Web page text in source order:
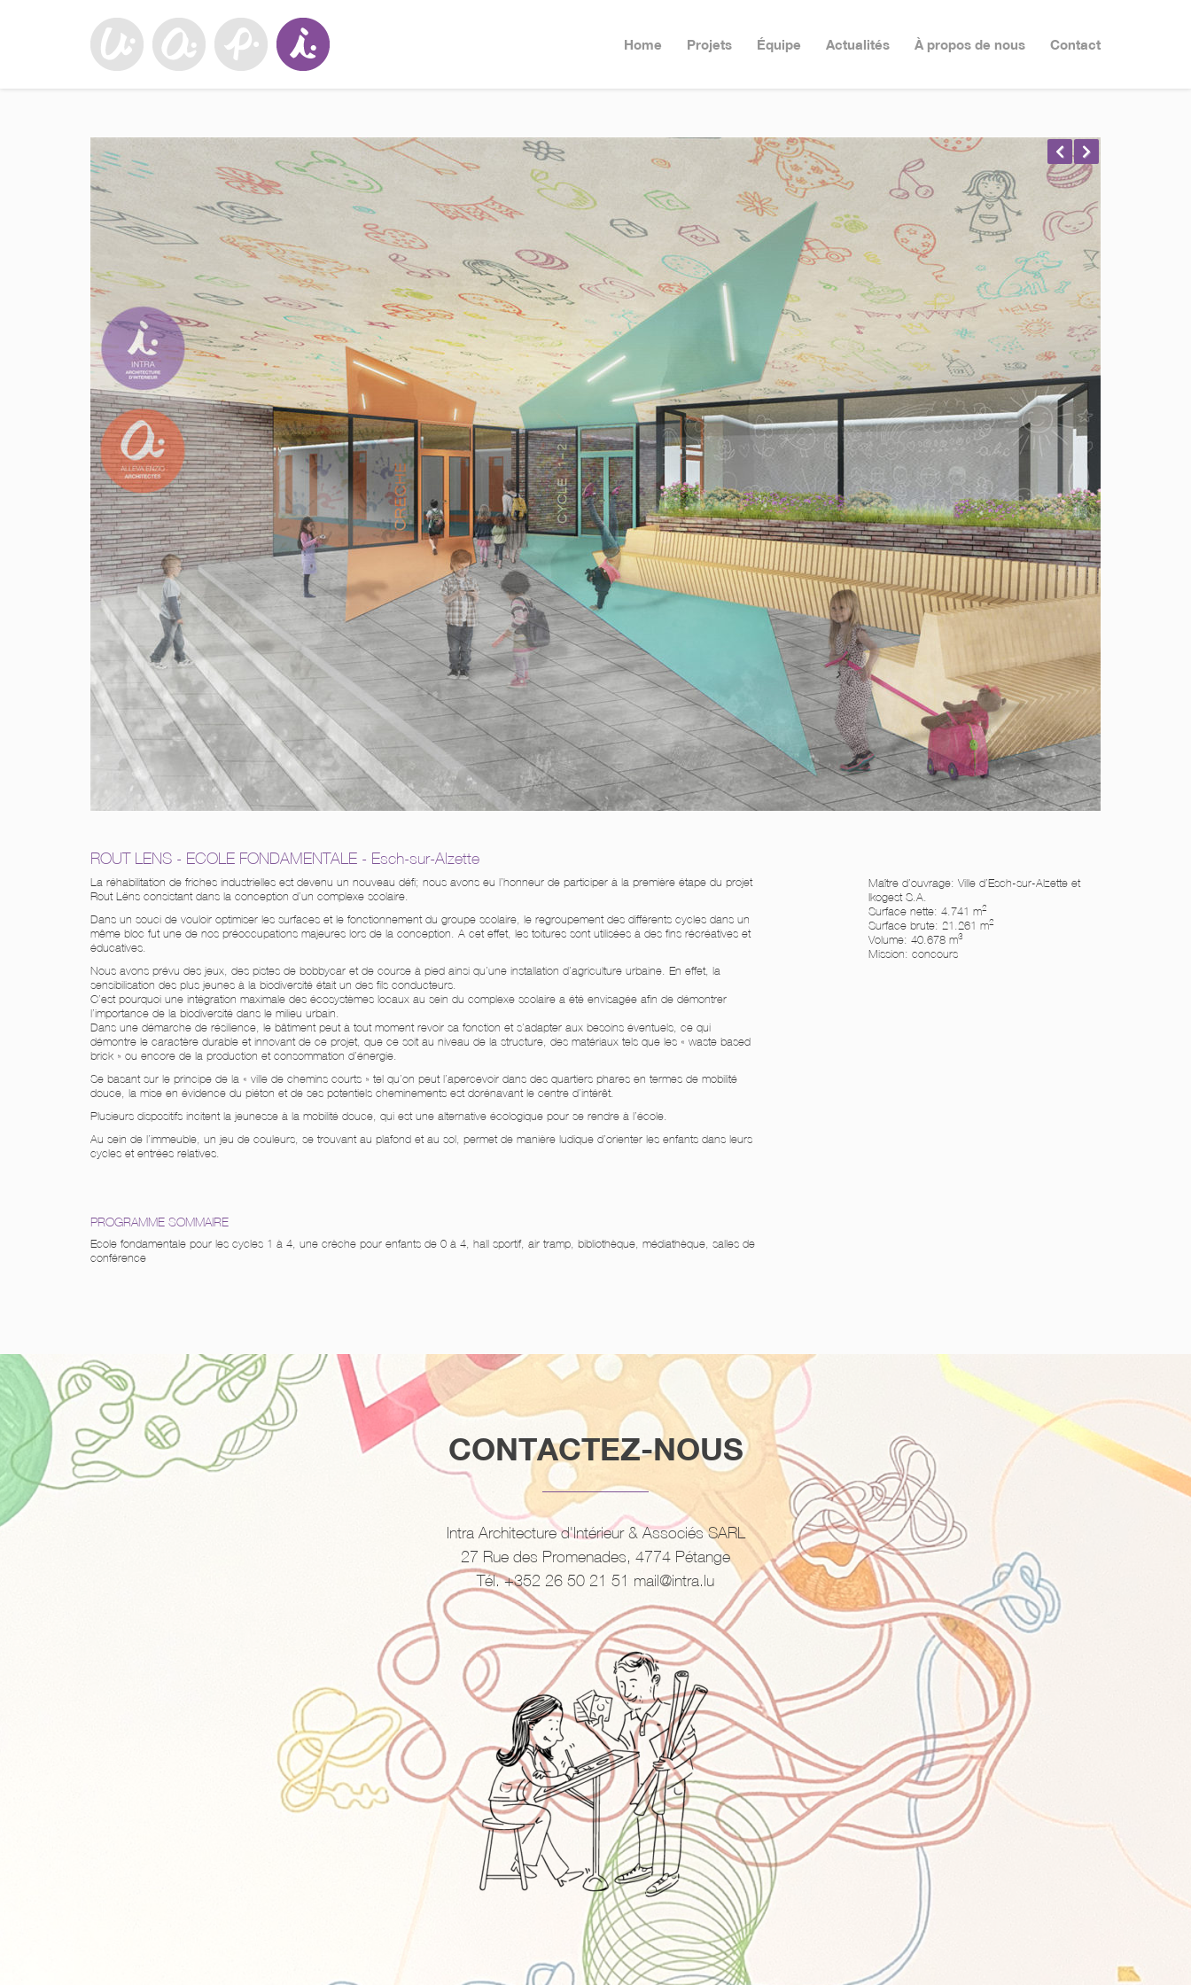
Home Projets Équipe Actualités À propos de nous Contact
Prev Nex
ROUT LENS - ECOLE FONDAMENTALE - Esch-sur-Alzette
La réhabilitation de friches industrielles est devenu un nouveau défi; nous avons eu l’honneur de participer à la première étape du projet
Rout Lëns consistant dans la conception d’un complexe scolaire.
Dans un souci de vouloir optimiser les surfaces et le fonctionnement du groupe scolaire, le regroupement des différents cycles dans un
même bloc fut une de nos préoccupations majeures lors de la conception. A cet effet, les toitures sont utilisées à des fins récréatives et
éducatives.
Nous avons prévu des jeux, des pistes de bobbycar et de course à pied ainsi qu’une installation d’agriculture urbaine. En effet, la
sensibilisation des plus jeunes à la biodiversité était un des fils conducteurs.
C’est pourquoi une intégration maximale des écosystèmes locaux au sein du complexe scolaire a été envisagée afin de démontrer
l’importance de la biodiversité dans le milieu urbain.
Dans une démarche de résilience, le bâtiment peut à tout moment revoir sa fonction et s’adapter aux besoins éventuels, ce qui
démontre le caractère durable et innovant de ce projet, que ce soit au niveau de la structure, des matériaux tels que les « waste based
brick » ou encore de la production et consommation d’énergie.
Se basant sur le principe de la « ville de chemins courts » tel qu’on peut l’apercevoir dans des quartiers phares en termes de mobilité
douce, la mise en évidence du piéton et de ses potentiels cheminements est dorénavant le centre d’intérêt.
Plusieurs dispositifs incitent la jeunesse à la mobilité douce, qui est une alternative écologique pour se rendre à l’école.
Au sein de l’immeuble, un jeu de couleurs, se trouvant au plafond et au sol, permet de manière ludique d’orienter les enfants dans leurs
cycles et entrées relatives.
PROGRAMME SOMMAIRE
Ecole fondamentale pour les cycles 1 à 4, une crèche pour enfants de 0 à 4, hall sportif, air tramp, bibliothèque, médiathèque, salles de
conférence
Maître d’ouvrage: Ville d’Esch-sur-Alzette et
Ikogest S.A.
Surface nette: 4.741 m2
Surface brute: 21.261 m2
Volume: 40.678 m3
Mission: concours
CONTACTEZ-NOUS
Intra Architecture d'Intérieur & Associés SARL
27 Rue des Promenades, 4774 Pétange
Tél. +352 26 50 21 51 mail@intra.lu